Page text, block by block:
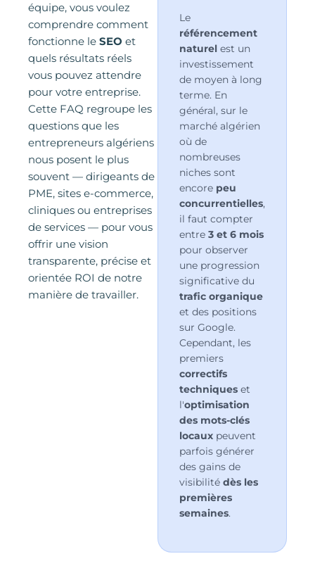
équipe, vous voulez
comprendre comment
fonctionne le SEO et
quels résultats réels
vous pouvez attendre
pour votre entreprise.
Cette FAQ regroupe les
questions que les
entrepreneurs algériens
nous posent le plus
souvent — dirigeants de
PME, sites e-commerce,
cliniques ou entreprises
de services — pour vous
offrir une vision
transparente, précise et
orientée ROI de notre
manière de travailler.
Le
référencement
naturel est un
investissement
de moyen à long
terme. En
général, sur le
marché algérien
où de
nombreuses
niches sont
encore peu
concurrentielles,
il faut compter
entre 3 et 6 mois
pour observer
une progression
significative du
trafic organique
et des positions
sur Google.
Cependant, les
premiers
correctifs
techniques et
l'optimisation
des mots-clés
locaux peuvent
parfois générer
des gains de
visibilité dès les
premières
semaines.